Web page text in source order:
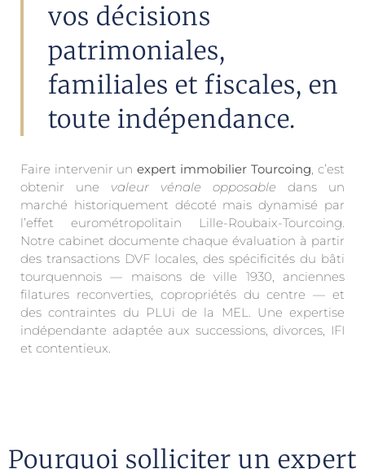
vos décisions
patrimoniales,
familiales et fiscales, en
toute indépendance.
Faire intervenir un expert immobilier Tourcoing, c’est
obtenir une valeur vénale opposable dans un
marché historiquement décoté mais dynamisé par
l’effet eurométropolitain Lille-Roubaix-Tourcoing.
Notre cabinet documente chaque évaluation à partir
des transactions DVF locales, des spécificités du bâti
tourquennois — maisons de ville 1930, anciennes
filatures reconverties, copropriétés du centre — et
des contraintes du PLUi de la MEL. Une expertise
indépendante adaptée aux successions, divorces, IFI
et contentieux.
Pourquoi solliciter un expert